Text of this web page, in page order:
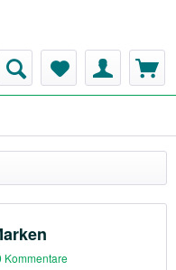
Kommentare